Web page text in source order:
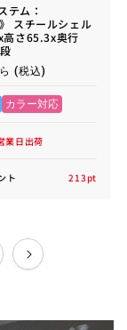
テム：
スチールシェル
さ65.3x奥行
(税込)
カラー対応
業日出荷
ト 213pt